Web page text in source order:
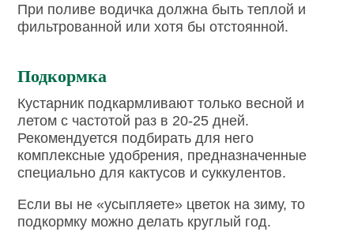
При поливе водичка должна быть теплой и
фильтрованной или хотя бы отстоянной.
Подкормка
Кустарник подкармливают только весной и
летом с частотой раз в 20-25 дней.
Рекомендуется подбирать для него
комплексные удобрения, предназначенные
специально для кактусов и суккулентов.
Если вы не «усыпляете» цветок на зиму, то
подкормку можно делать круглый год.